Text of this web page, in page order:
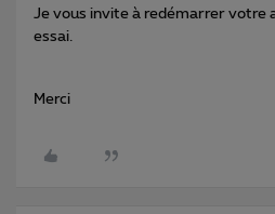
Je vous invite à redémarrer votre
essai.
Merci